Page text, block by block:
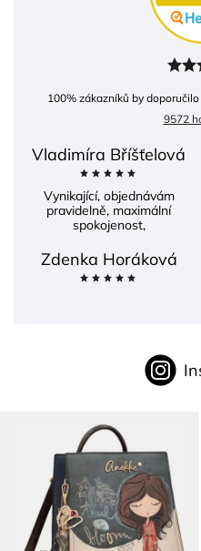
100% zákazníků by
9572
Vladimíra Bříšťelová
Vynikající, objednávám
pravidelně, maximální
spokojenost,
Zdenka Horáková